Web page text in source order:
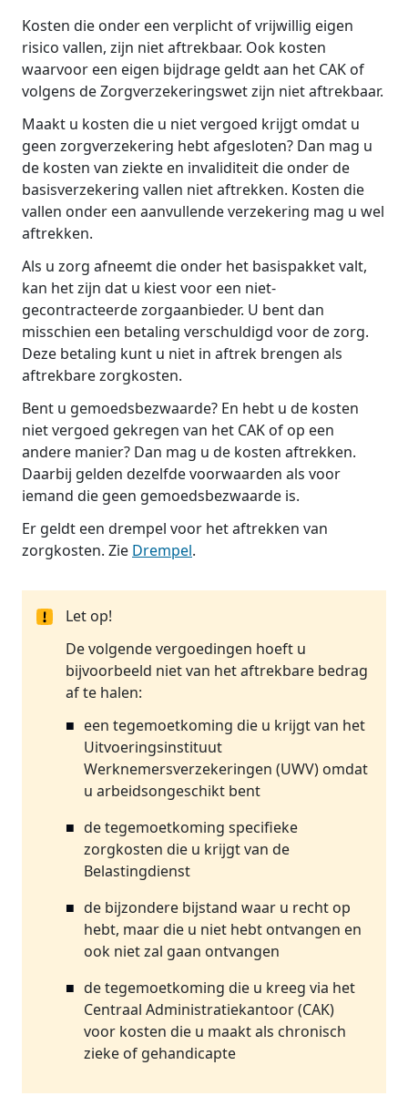
Kosten die onder een verplicht of vrijwillig eigen
risico vallen, zijn niet aftrekbaar. Ook kosten
waarvoor een eigen bijdrage geldt aan het CAK of
volgens de Zorgverzekeringswet zijn niet aftrekbaar.
Maakt u kosten die u niet vergoed krijgt omdat u
geen zorgverzekering hebt afgesloten? Dan mag u
de kosten van ziekte en invaliditeit die onder de
basisverzekering vallen niet aftrekken. Kosten die
vallen onder een aanvullende verzekering mag u wel
aftrekken.
Als u zorg afneemt die onder het basispakket valt,
kan het zijn dat u kiest voor een niet-
gecontracteerde zorgaanbieder. U bent dan
misschien een betaling verschuldigd voor de zorg.
Deze betaling kunt u niet in aftrek brengen als
aftrekbare zorgkosten.
Bent u gemoedsbezwaarde? En hebt u de kosten
niet vergoed gekregen van het CAK of op een
andere manier? Dan mag u de kosten aftrekken.
Daarbij gelden dezelfde voorwaarden als voor
iemand die geen gemoedsbezwaarde is.
Er geldt een drempel voor het aftrekken van
zorgkosten. Zie Drempel.
Let op!
De volgende vergoedingen hoeft u
bijvoorbeeld niet van het aftrekbare bedrag
af te halen:
een tegemoetkoming die u krijgt van het
Uitvoeringsinstituut
Werknemersverzekeringen (UWV) omdat
u arbeidsongeschikt bent
de tegemoetkoming specifieke
zorgkosten die u krijgt van de
Belastingdienst
de bijzondere bijstand waar u recht op
hebt, maar die u niet hebt ontvangen en
ook niet zal gaan ontvangen
de tegemoetkoming die u kreeg via het
Centraal Administratiekantoor (CAK)
voor kosten die u maakt als chronisch
zieke of gehandicapte